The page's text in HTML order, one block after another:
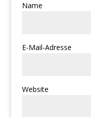
Name
E-Mail-Adresse
Website